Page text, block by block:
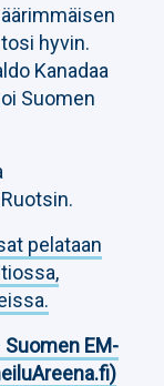
hyvin.
Kanadaa
Suomen
pelataan
EM-